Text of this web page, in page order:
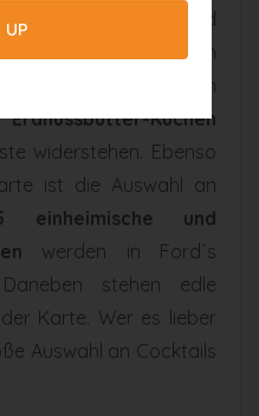
und Brezeln sind
genauso wie ein
leckeren Nachspeisen
Erdnussbutter-Kuchen
widerstehen. Ebenso
ist die Auswahl an
einheimische und
werden in Ford´s
stehen edle
Karte. Wer es lieber
Auswahl an Cocktails